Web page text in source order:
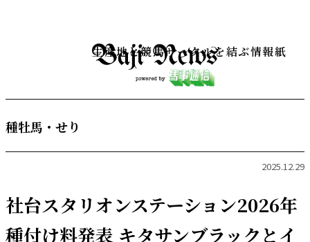
生産地と競馬サークルを結ぶ情報紙
種牡馬・せり
2025.12.29
社台スタリオンステーション2026年
種付け料発表 キタサンブラックとイ